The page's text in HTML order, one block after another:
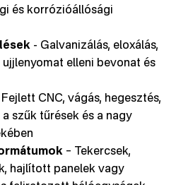
és korrózióállósági
- Galvanizálás, eloxálás,
elleni bevonat és
Fejlett CNC, vágás, hegesztés,
szűk tűrések és a nagy
– Tekercsek,
hajlított panelek vagy